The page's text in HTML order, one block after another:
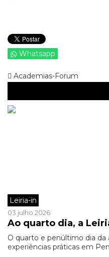
Whatsapp
Academias-Forum
Leiria-in
03 julho 2026
Ao quarto dia, a
O quarto e penúltimo dia da
experiências práticas em